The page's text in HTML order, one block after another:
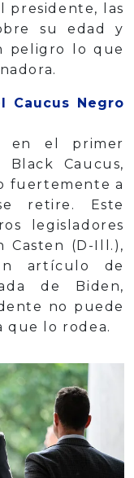
presidente, las
su edad y
peligro lo que
Caucus Negro
en el primer
Black Caucus,
fuertemente a
retire. Este
legisladores
Casten (D-Ill.),
artículo de
de Biden,
no puede
que lo rodea.